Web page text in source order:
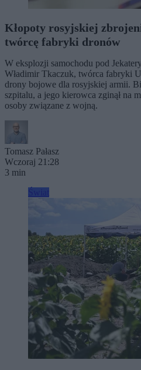
Kłopoty rosyjskiej
twórcę fabryki dronów
W eksplozji samochodu pod
Władimir Tkaczuk, twórca fabryki
drony bojowe dla rosyjskiej armii.
szpitalu, a jego kierowca zginął na
osoby związane z wojną.
Tomasz Pałasz
Wczoraj 21:28
3 min